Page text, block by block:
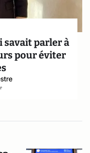
savait parler à
pour éviter